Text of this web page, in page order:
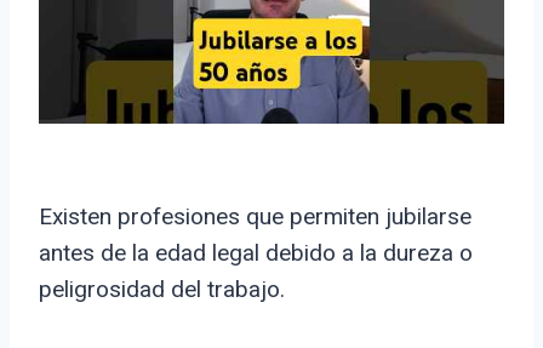
Existen profesiones que permiten jubilarse
antes de la edad legal debido a la dureza o
peligrosidad del trabajo.